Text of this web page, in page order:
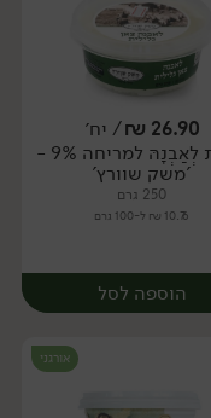
יח׳
26.90
₪/ יח׳
גבינת לְאַבְנָהּ למריחה 9% -
'משק שוורץ'
250 גרם
10.76 ₪ ל-100 גרם
הוספה לסל
אורגני